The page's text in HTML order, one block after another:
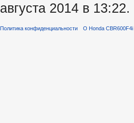
августа 2014 в 13:22.
Политика конфиденциальности О Honda CBR600F4i